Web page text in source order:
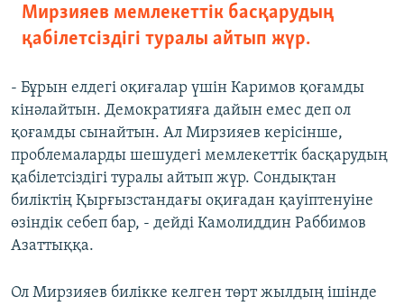
Мирзияев мемлекеттік басқарудың
қабілетсіздігі туралы айтып жүр.
- Бұрын елдегі оқиғалар үшін Каримов қоғамды
кінәлайтын. Демократияға дайын емес деп ол
қоғамды сынайтын. Ал Мирзияев керісінше,
проблемаларды шешудегі мемлекеттік басқарудың
қабілетсіздігі туралы айтып жүр. Сондықтан
биліктің Қырғызстандағы оқиғадан қауіптенуіне
өзіндік себеп бар, - дейді Камолиддин Раббимов
Азаттыққа.
Ол Мирзияев билікке келген төрт жылдың ішінде